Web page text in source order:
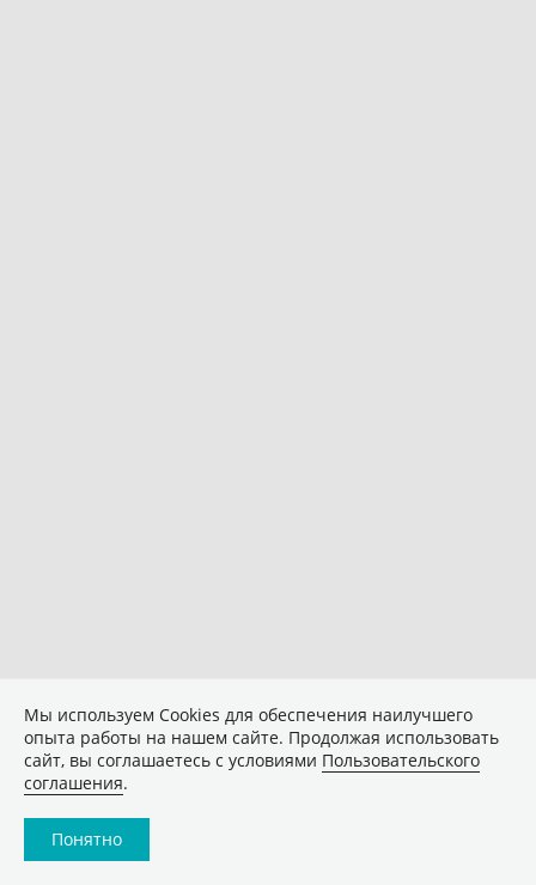
Мы используем Сookies для обеспечения наилучшего
опыта работы на нашем сайте. Продолжая использовать
сайт, вы соглашаетесь с условиями Пользовательского
соглашения.
Понятно